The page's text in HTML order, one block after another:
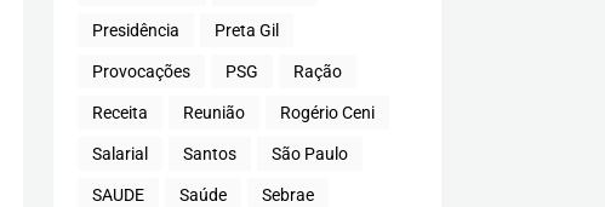
Presidência Preta Gil
Provocações PSG Ração
Receita Reunião Rogério Ceni
Salarial Santos São Paulo
SAUDE Saúde Sebrae